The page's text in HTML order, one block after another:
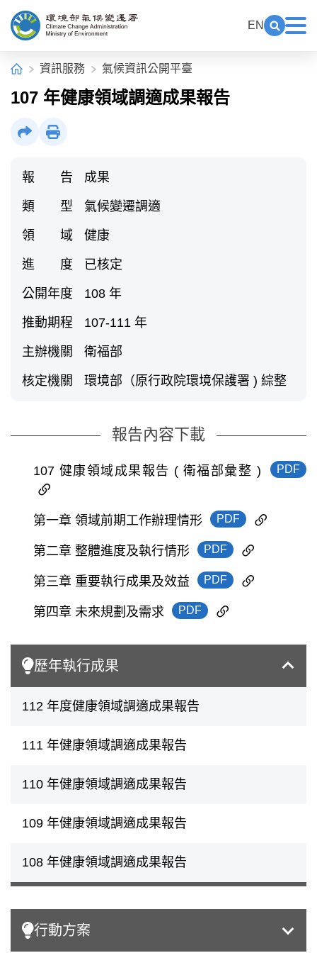
EN
首頁資訊服務 氣候資訊公開平臺
107 年健康領域調適成果報告
報 告 成果
類 型 氣候變遷調適
領 域 健康
進 度 已核定
公開年度 108 年
推動期程 107-111 年
主辦機關 衛福部
核定機關 環境部（原行政院環境保護署 ) 綜整
報告內容下載
107 健康領域成果報告 ( 衛福部彙整 ) PDF
第一章 領域前期工作辦理情形 PDF
第二章 整體進度及執行情形 PDF
第三章 重要執行成果及效益 PDF
第四章 未來規劃及需求 PDF
歷年執行成果
112 年度健康領域調適成果報告
111 年健康領域調適成果報告
110 年健康領域調適成果報告
109 年健康領域調適成果報告
108 年健康領域調適成果報告
行動方案